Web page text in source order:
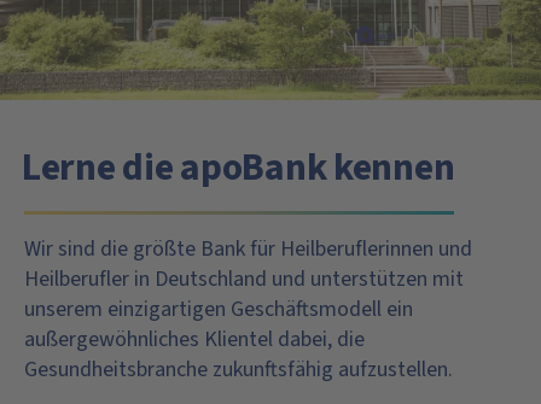
Lerne die apoBank kennen
Wir sind die größte Bank für Heilberuflerinnen und
Heilberufler in Deutschland und unterstützen mit
unserem einzigartigen Geschäftsmodell ein
außergewöhnliches Klientel dabei, die
Gesundheitsbranche zukunftsfähig aufzustellen.